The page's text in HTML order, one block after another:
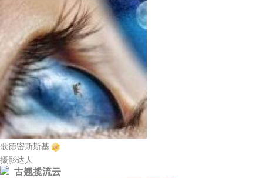
歌德密斯斯基
摄影达人
古翘揽流云